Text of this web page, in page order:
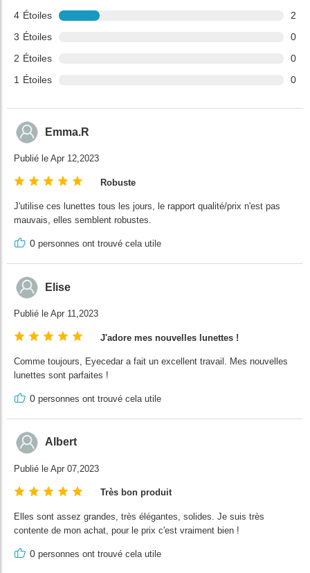
4 Étoiles
2
3 Étoiles
0
2 Étoiles
0
1 Étoiles 0
Emma.R
Publié le Apr 12,2023
Robuste
J'utilise ces lunettes tous les jours, le rapport qualité/prix n'est pas
mauvais, elles semblent robustes.
0 personnes ont trouvé cela utile
Elise
Publié le Apr 11,2023
J'adore mes nouvelles lunettes !
Comme toujours, Eyecedar a fait un excellent travail. Mes nouvelles
lunettes sont parfaites !
0 personnes ont trouvé cela utile
Albert
Publié le Apr 07,2023
Très bon produit
Elles sont assez grandes, très élégantes, solides. Je suis très
contente de mon achat, pour le prix c'est vraiment bien !
0 personnes ont trouvé cela utile